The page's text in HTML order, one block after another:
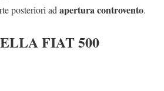
posteriori ad apertura controvento.
FIAT 500